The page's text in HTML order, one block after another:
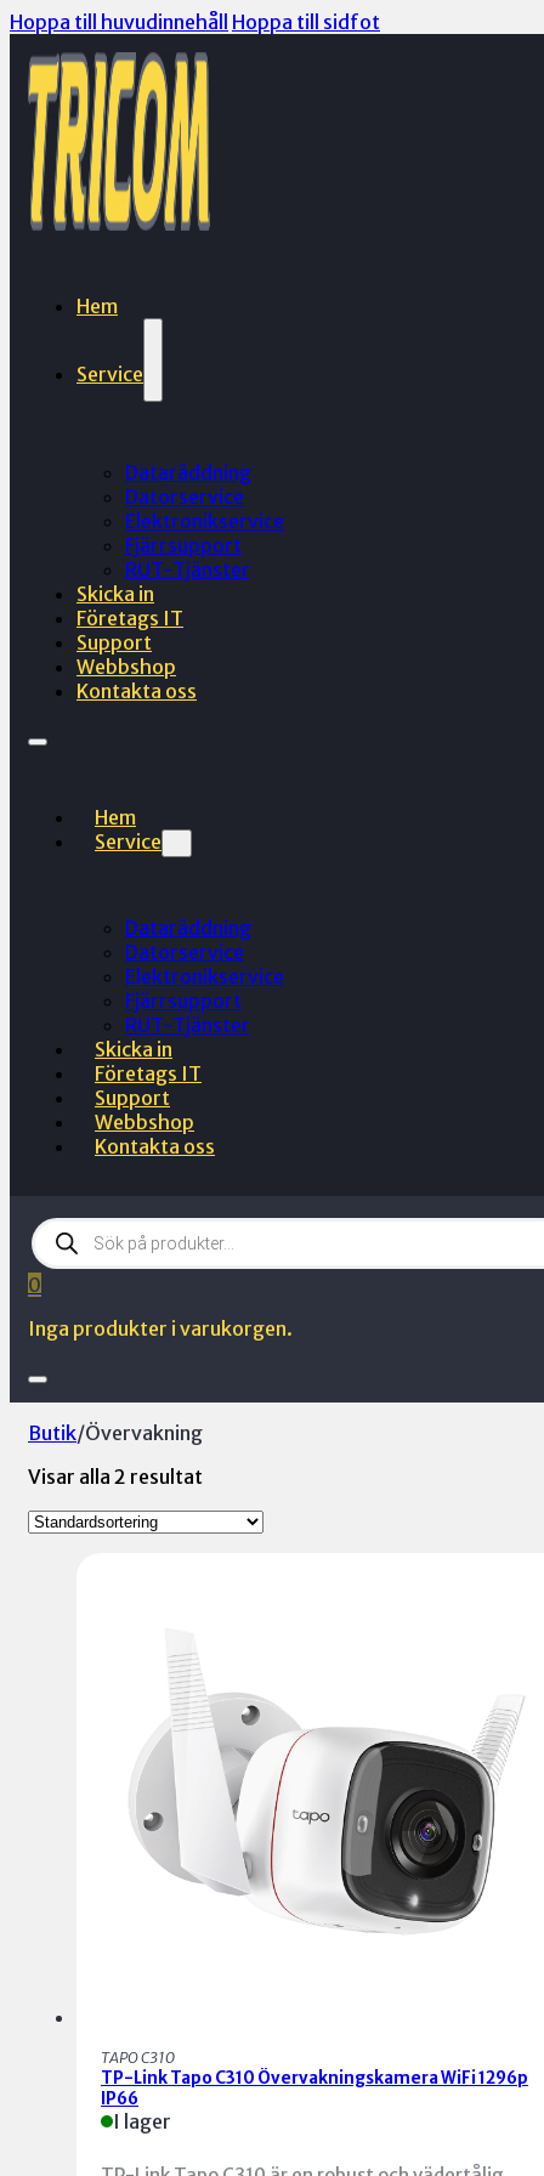
Hoppa till huvudinnehåll Hoppa till sidfot
Hem
Service
Dataräddning
Datorservice
Elektronikservice
Fjärrsupport
RUT-Tjänster
Skicka in
Företags IT
Support
Webbshop
Kontakta oss
Hem
Service
Dataräddning
Datorservice
Elektronikservice
Fjärrsupport
RUT-Tjänster
Skicka in
Företags IT
Support
Webbshop
Kontakta oss
Products
search
0
Inga produkter i varukorgen.
Butik/Övervakning
Visar alla 2 resultat
TAPO C310
TP-Link Tapo C310 Övervakningskamera WiFi 1296p
IP66
I lager